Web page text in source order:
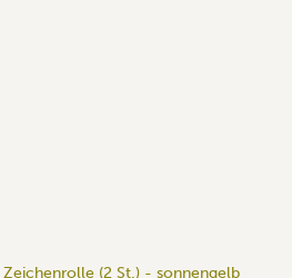
(2 St.) - sonnengelb